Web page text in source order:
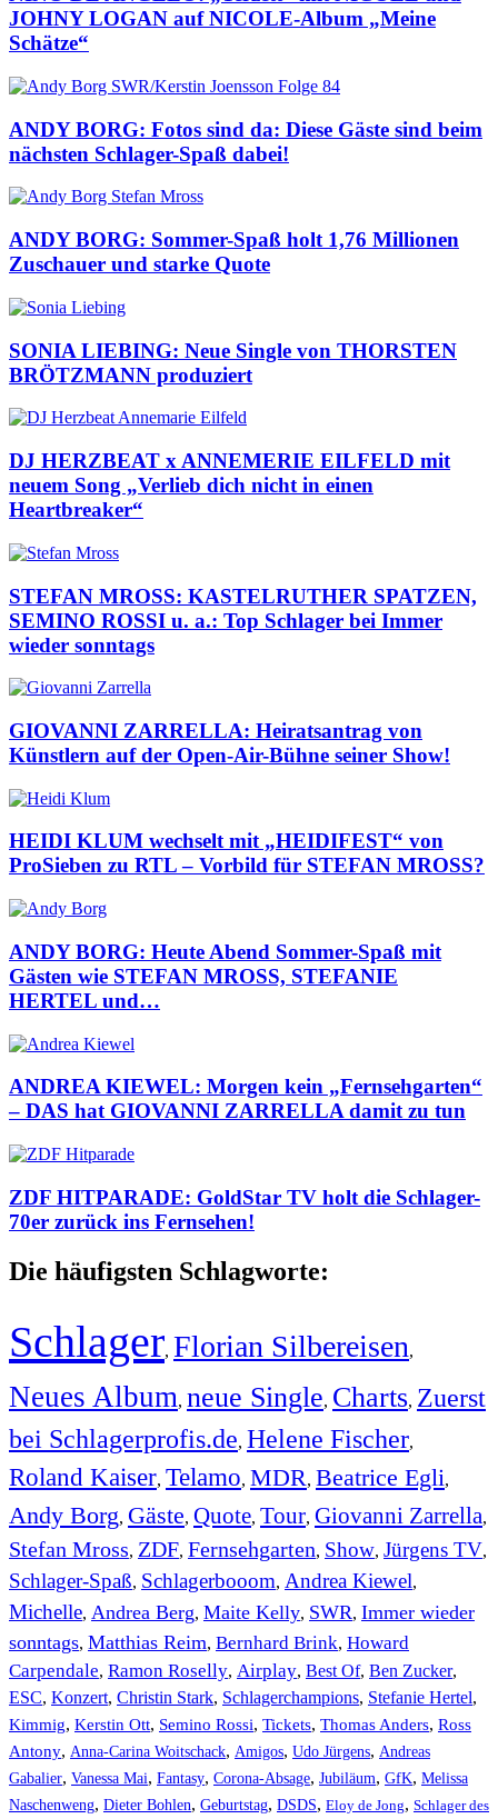
JOHNY LOGAN auf NICOLE-Album „Meine
Schätze“
ANDY BORG: Fotos sind da: Diese Gäste sind beim
nächsten Schlager-Spaß dabei!
ANDY BORG: Sommer-Spaß holt 1,76 Millionen
Zuschauer und starke Quote
SONIA LIEBING: Neue Single von THORSTEN
BRÖTZMANN produziert
DJ HERZBEAT x ANNEMERIE EILFELD mit
neuem Song „Verlieb dich nicht in einen
Heartbreaker“
STEFAN MROSS: KASTELRUTHER SPATZEN,
SEMINO ROSSI u. a.: Top Schlager bei Immer
wieder sonntags
GIOVANNI ZARRELLA: Heiratsantrag von
Künstlern auf der Open-Air-Bühne seiner Show!
HEIDI KLUM wechselt mit „HEIDIFEST“ von
ProSieben zu RTL – Vorbild für STEFAN MROSS?
ANDY BORG: Heute Abend Sommer-Spaß mit
Gästen wie STEFAN MROSS, STEFANIE
HERTEL und…
ANDREA KIEWEL: Morgen kein „Fernsehgarten“
– DAS hat GIOVANNI ZARRELLA damit zu tun
ZDF HITPARADE: GoldStar TV holt die Schlager-
70er zurück ins Fernsehen!
Die häufigsten Schlagworte:
Schlager, Florian Silbereisen,
Neues Album, neue Single, Charts, Zuerst
bei Schlagerprofis.de, Helene Fischer,
Roland Kaiser, Telamo, MDR, Beatrice Egli,
Andy Borg, Gäste, Quote, Tour, Giovanni Zarrella,
Stefan Mross, ZDF, Fernsehgarten, Show, Jürgens TV,
Schlager-Spaß, Schlagerbooom, Andrea Kiewel,
Michelle, Andrea Berg, Maite Kelly, SWR, Immer wieder
sonntags, Matthias Reim, Bernhard Brink, Howard
Carpendale, Ramon Roselly, Airplay, Best Of, Ben Zucker,
ESC, Konzert, Christin Stark, Schlagerchampions, Stefanie Hertel,
Kimmig, Kerstin Ott, Semino Rossi, Tickets, Thomas Anders, Ross
Antony, Anna-Carina Woitschack, Amigos, Udo Jürgens, Andreas
Gabalier, Vanessa Mai, Fantasy, Corona-Absage, Jubiläum, GfK, Melissa
Naschenweng, Dieter Bohlen, Geburtstag, DSDS, Eloy de Jong, Schlager des